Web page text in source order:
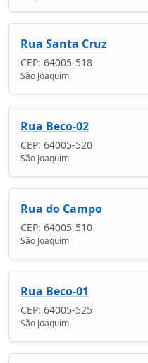
Rua Santa Cruz
CEP: 64005-518
São Joaquim
Rua Beco-02
CEP: 64005-520
São Joaquim
Rua do Campo
CEP: 64005-510
São Joaquim
Rua Beco-01
CEP: 64005-525
São Joaquim